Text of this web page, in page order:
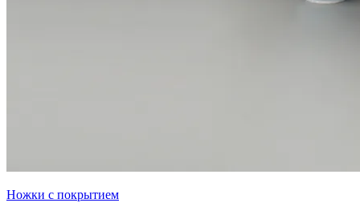
Ножки с покрытием